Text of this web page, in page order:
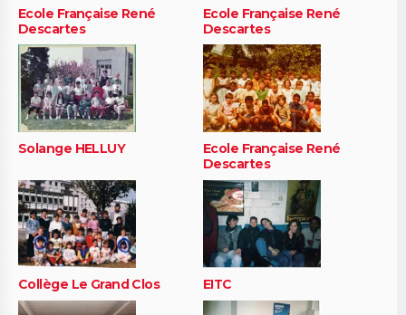
Ecole Française René
Descartes
Ecole Française René
Descartes
Solange HELLUY
Ecole Française René
Descartes
Collège Le Grand Clos EITC